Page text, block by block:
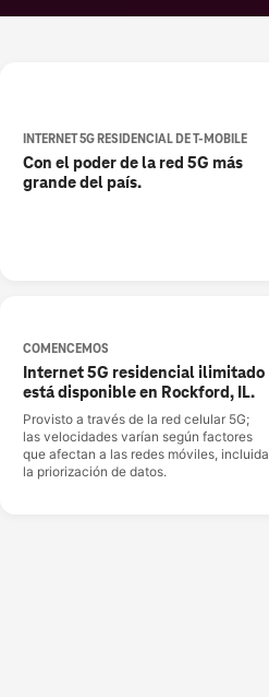
INTERNET 5G RESIDENCIAL DE T-MOBILE
Con el poder de la red 5G más
grande del país.
COMENCEMOS
Internet 5G residencial ilimitado
está disponible en Rockford, IL.
Provisto a través de la red celular 5G;
las velocidades varían según factores
que afectan a las redes móviles, incluida
la priorización de datos.